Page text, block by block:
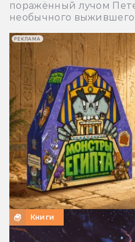
поражённый лучом
необычного выжившего
Книги
РЕКЛАМА